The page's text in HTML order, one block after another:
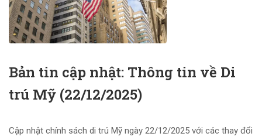
Bản tin cập nhật: Thông tin về Di
trú Mỹ (22/12/2025)
Cập nhật chính sách di trú Mỹ ngày 22/12/2025 với các thay đổi